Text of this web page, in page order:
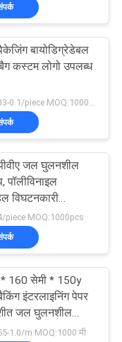
15
थैला
34
बायोडिग्रेडेबल
कस्टम लोगो उपलब्ध
जल घुलनशील
पॉलीविनाइल
विघटनकारी
फिल्म
piece MOQ:1000pcs
160 सेमी * 150y
इंटरलाइनिंग पेपर
शीत जल घुलनशील
1.0/m MOQ:1000 मी